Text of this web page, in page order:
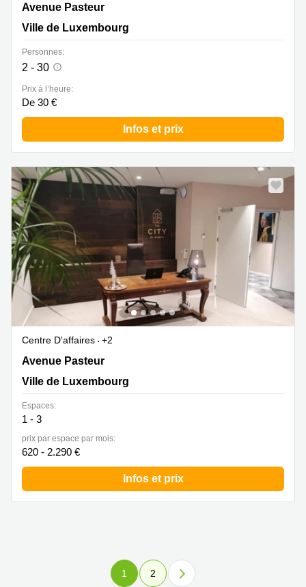
14-16 Avenue Pasteur, Limpertsberg, Ville de
Luxembourg
Avenue Pasteur
Ville de Luxembourg
Personnes:
2 - 30
Prix à l’heure:
De 30 €
Infos et prix
Centre D'affaires
+2
14-16 Avenue Pasteur, Limpertsberg, Ville de
Luxembourg
Avenue Pasteur
Ville de Luxembourg
Espaces:
1 - 3
prix par espace par mois:
620 - 2.290 €
Infos et prix
1 2